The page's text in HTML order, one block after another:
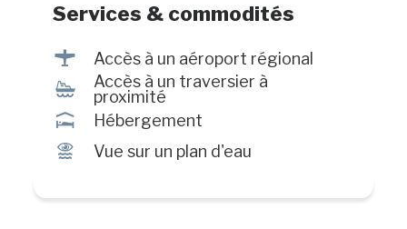
Services & commodités
< Accès à un aéroport régional
Í
Accès à un traversier à
proximité
ú Hébergement
Ï Vue sur un plan d'eau